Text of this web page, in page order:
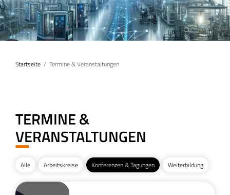
Startseite Termine & Veranstaltungen
TERMINE &
VERANSTALTUNGEN
Alle Arbeitskreise Konferenzen & Tagungen Weiterbildung